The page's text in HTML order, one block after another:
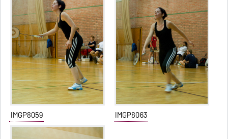
IMGP8059 IMGP8063